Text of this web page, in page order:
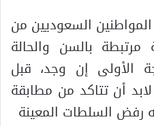
السعوديين من
بالسن والحالة
الأولى إن وجد، قبل
أن تتاكد من مطابقة
رفض السلطات المعينة